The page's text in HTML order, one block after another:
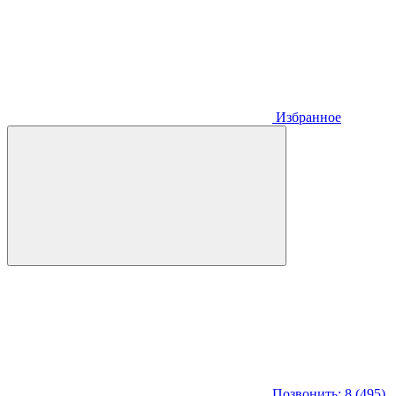
Избранное